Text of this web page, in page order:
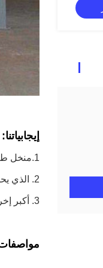
إيجابياتنا:
1.منخل طبلة هو شركتنا لمحطات الطاقة ، ومحطات فحم الكوك ، والمعادن ، والمواد الكيميائية ، والتعدين ، ومواد البناء وغيرها من الصناعات وتطوير آلة غربلة الاهتزاز.
2. الذي يحل مشكلة الانسداد اللزج للمادة اللزجة أثناء عملية الغربلة ، ويحسن العائد وموثوقية نظام الغربلة.
3. أكبر إخراج 100 مم ، الوسط 10-50 مم ، أصغر حتى 3 مم أدناه ، المنتج من قبل غالبية المستخدمين الثناء.